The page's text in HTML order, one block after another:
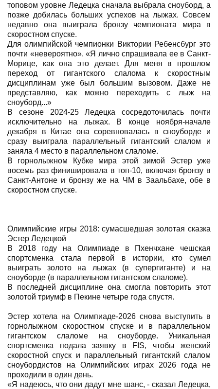
топовом уровне Ледецка сначала выбрала сноуборд, а
позже добилась больших успехов на лыжах. Совсем
недавно она выиграла бронзу чемпионата мира в
скоростном спуске.
Для олимпийской чемпионки Виктории Ребенсбург это
почти «невероятно». «Я лично спрашивала ее в Санкт-
Морице, как она это делает. Для меня в прошлом
переход от гигантского слалома к скоростным
дисциплинам уже был большим вызовом. Даже не
представляю, как можно переходить с лыж на
сноуборд...»
В сезоне 2024-25 Ледецка сосредоточилась почти
исключительно на лыжах. В конце ноября-начале
декабря в Китае она соревновалась в сноуборде и
сразу выиграла параллельный гигантский слалом и
заняла 4 место в параллельном слаломе.
В горнолыжном Кубке мира этой зимой Эстер уже
восемь раз финишировала в топ-10, включая бронзу в
Санкт-Антоне и бронзу же на ЧМ в Заальбахе, обе в
скоростном спуске.
Олимпийские игры 2018: сумасшедшая золотая сказка
Эстер Ледецкой
В 2018 году на Олимпиаде в Пхенчхане чешская
спортсменка стала первой в истории, кто сумел
выиграть золото на лыжах (в супергиганте) и на
сноуборде (в параллельном гигантском слаломе).
В последней дисциплине она смогла повторить этот
золотой триумф в Пекине четыре года спустя.
Эстер хотела на Олимпиаде-2026 снова выступить в
горнолыжном скоростном спуске и в параллельном
гигантском слаломе на сноуборде. Уникальная
спортсменка подала заявку в FIS, чтобы женский
скоростной спуск и параллельный гигантский слалом
сноубордистов на Олимпийских играх 2026 года не
проходили в один день.
«Я надеюсь, что они дадут мне шанс, - сказал Ледецка,